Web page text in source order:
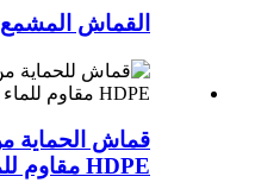
القماش المشمع PVC / بطانة البركة
HDPE مقاوم للماء...